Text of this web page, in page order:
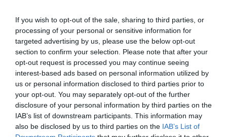
If you wish to opt-out of the sale, sharing to third parties, or
processing of your personal or sensitive information for
targeted advertising by us, please use the below opt-out
section to confirm your selection. Please note that after your
opt-out request is processed you may continue seeing
interest-based ads based on personal information utilized by
us or personal information disclosed to third parties prior to
your opt-out. You may separately opt-out of the further
disclosure of your personal information by third parties on the
IAB’s list of downstream participants. This information may
also be disclosed by us to third parties on the IAB’s List of
los Colegios de Farmacéuticos de Zaragoza
(COFZ), Huesca y Teruel han organizado el
curso “Formación en Farmacovigilancia y
seguridad de las vacunas frente a COVID-19”
en el que han participado más 100
farmacéuticos y que ha impartido la
responsable del Centro de
Farmacovigilancia en Aragón, Cristina
Navarro.
La Guardia Civil y el Colegio Oficial
de Farmacéuticos de Toledo
colaboran en materia de seguridad